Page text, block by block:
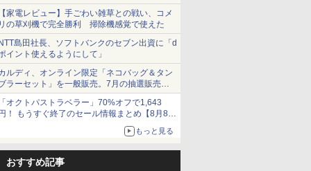
ョーツは1990円に
家電レビュー】手ごわい雑草との戦い、コメ
の草刈機で完全勝利 掃除機感覚で使えた
島田社長、ソフトバンクのセブン出資に「d
イント使えるようにして」
ルディ、オンライン限定「ネコバッグ＆タン
ラーセット」を一般販売。7月の抽選販売の
選無効分
オクトパストラベラー」70%オフで1,643
！ もうすぐ終了のセール情報まとめ【8月8日
ンテンドーeショップでは「大神 絶景版」が
もっと見る
おすすめ記事